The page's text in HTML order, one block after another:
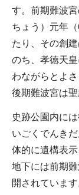
す。前期難波
ちょう）元年
たり、その創
のち、孝徳天
わながらとよ
後期難波宮は
史跡公園内に
いごくでんき
体的に遺構表
地下には前期
開されています